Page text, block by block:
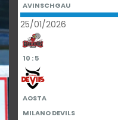
AVINSCHGAU
25/01/2026
10 : 5
AOSTA
MILANO DEVILS